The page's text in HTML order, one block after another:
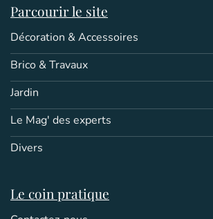
Parcourir le site
Décoration & Accessoires
Brico & Travaux
Jardin
Le Mag' des experts
Divers
Le coin pratique